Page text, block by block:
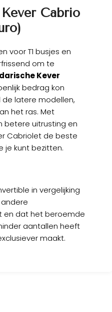
Cabrio
voor T1 busjes en
om te
Kever
bedrag kon
latere modellen,
het ras. Met
betere uitrusting en
Cabriolet de beste
je kunt bezitten.
in vergelijking
en dat het beroemde
aantallen heeft
maakt.